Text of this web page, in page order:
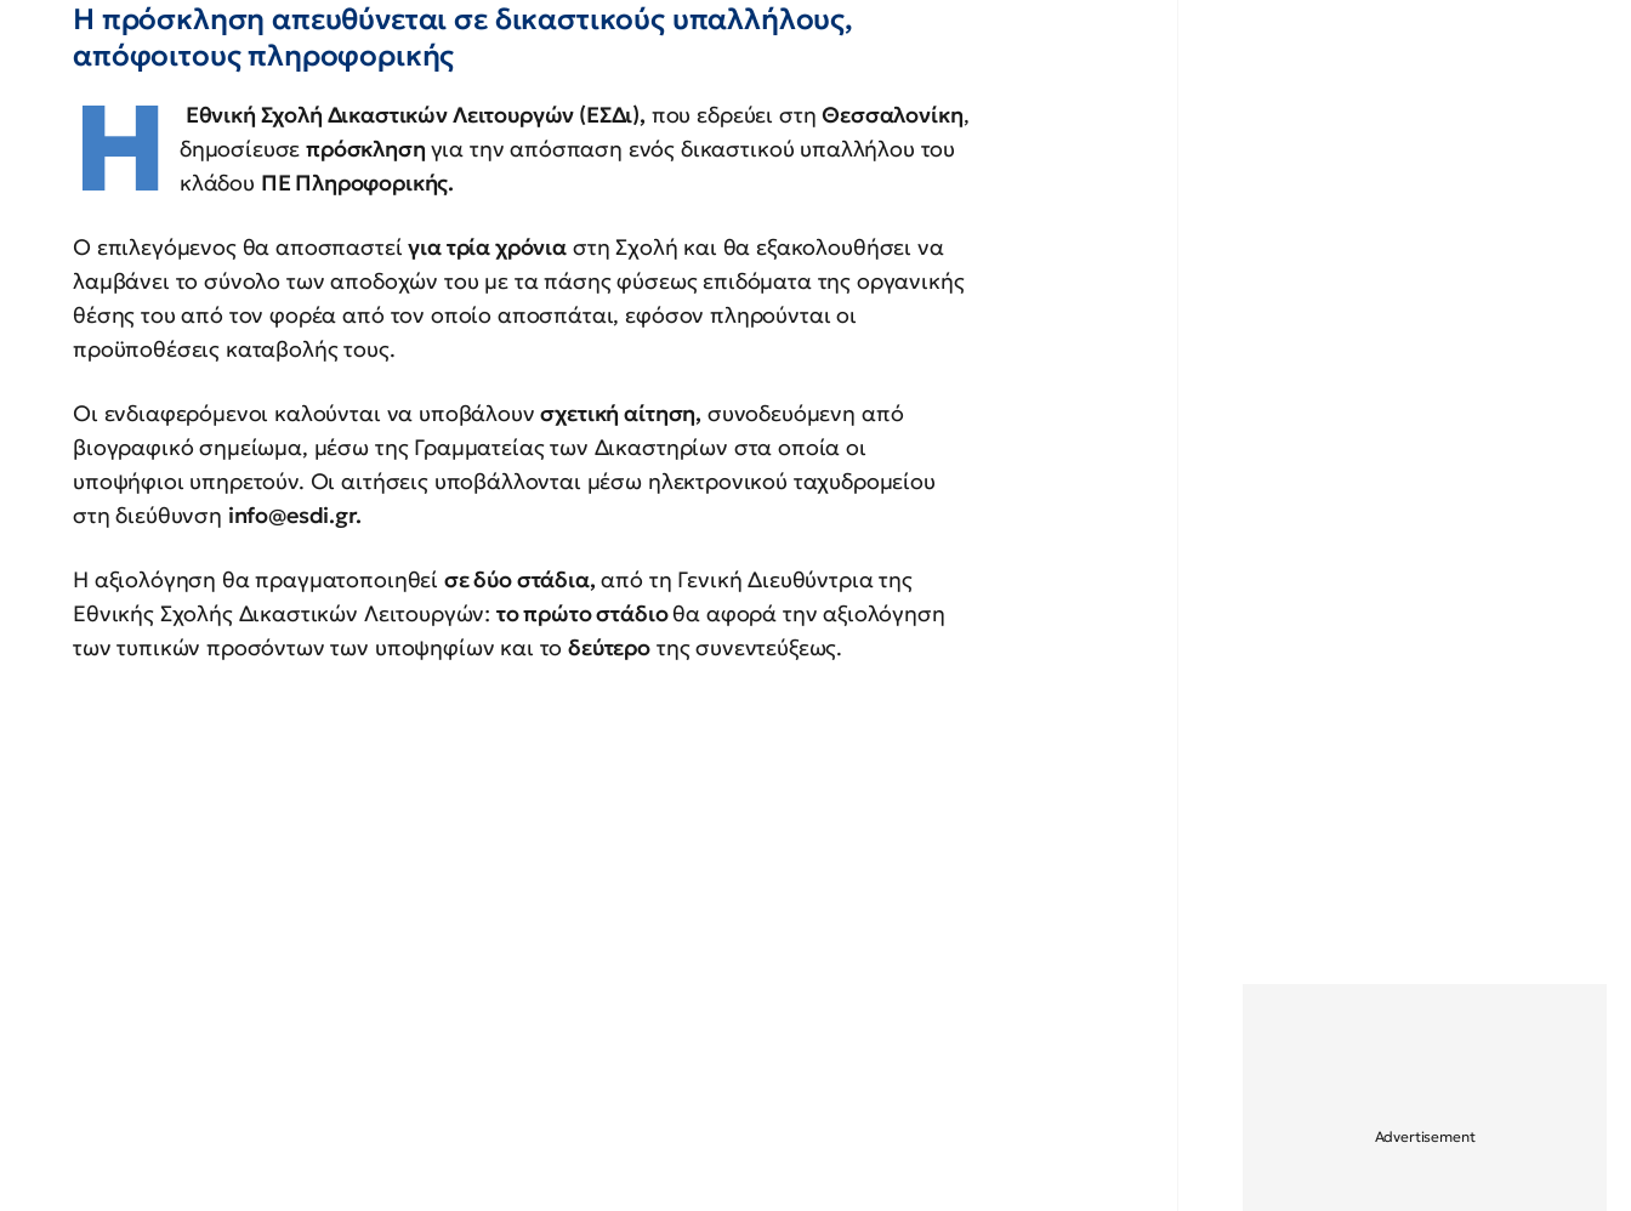
Η πρόσκληση απευθύνεται σε δικαστικούς υπαλλήλους,
απόφοιτους πληροφορικής
Η Εθνική Σχολή Δικαστικών Λειτουργών (ΕΣΔι), που εδρεύει στηΘεσσαλονίκη,
δημοσίευσεπρόσκληση για την απόσπαση ενός δικαστικού υπαλλήλου του
κλάδου ΠΕ Πληροφορικής.
Ο επιλεγόμενος θα αποσπαστείγια τρία χρόνιαστη Σχολή και θα εξακολουθήσει να
λαμβάνει το σύνολο των αποδοχών του με τα πάσης φύσεως επιδόματα της οργανικής
θέσης του από τον φορέα από τον οποίο αποσπάται, εφόσον πληρούνται οι
προϋποθέσεις καταβολής τους.
Οι ενδιαφερόμενοι καλούνται να υποβάλουνσχετική αίτηση, συνοδευόμενη από
βιογραφικό σημείωμα, μέσω της Γραμματείας των Δικαστηρίων στα οποία οι
υποψήφιοι υπηρετούν. Οι αιτήσεις υποβάλλονται μέσω ηλεκτρονικού ταχυδρομείου
στη διεύθυνση info@esdi.gr.
Η αξιολόγηση θα πραγματοποιηθεί σε δύο στάδια, από τη Γενική Διευθύντρια της
Εθνικής Σχολής Δικαστικών Λειτουργών: το πρώτο στάδιοθα αφορά την αξιολόγηση
των τυπικών προσόντων των υποψηφίων και τοδεύτερο της συνεντεύξεως.